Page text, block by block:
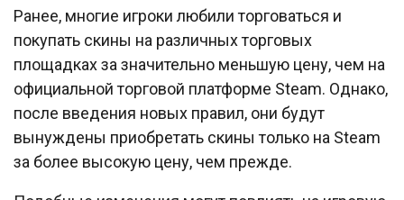
Ранее, многие игроки любили торговаться и
покупать скины на различных торговых
площадках за значительно меньшую цену, чем на
официальной торговой платформе Steam. Однако,
после введения новых правил, они будут
вынуждены приобретать скины только на Steam
за более высокую цену, чем прежде.